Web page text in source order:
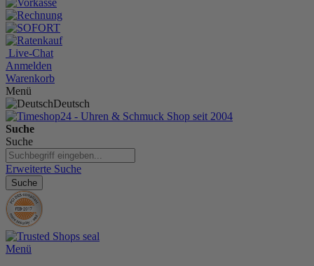
Live-Chat
Anmelden
Warenkorb
Menü
Deutsch
Suche
Suche
Erweiterte Suche
Suche
Menü